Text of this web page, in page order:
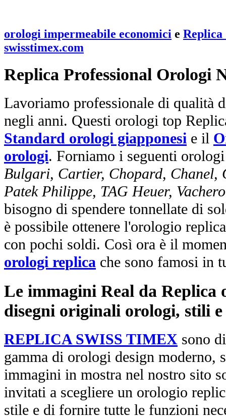
orologi impermeabile economici e Replica
swisstimex.com
Replica Professional Orologi
Lavoriamo professionale di qualità
negli anni. Questi orologi top
Standard orologi giapponesi e il
orologi. Forniamo i seguenti
Bulgari, Cartier, Chopard, Chanel,
Patek Philippe, TAG Heuer,
bisogno di spendere tonnellate di
è possibile ottenere l'orologio
con pochi soldi. Così ora è il
orologi replica che sono famosi in
Le immagini Real da Replica
disegni originali orologi, stili
REPLICA SWISS TIMEX sono
gamma di orologi design moderno,
immagini in mostra nel nostro sito
invitati a scegliere un orologio
stile e di fornire tutte le funzioni